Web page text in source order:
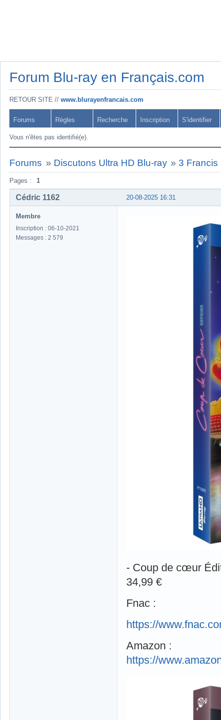
Forum Blu-ray en Français.com
RETOUR SITE // www.blurayenfrancais.com
Forums Règles Recherche Inscription S'identifier
Vous n'êtes pas identifié(e).
Forums » Discutons Ultra HD Blu-ray »3 Francis
Pages : 1
20-08-2025 16:31
Cédric 1162
Membre
Inscription : 06-10-2021
Messages : 2 579
- Coup de cœur
34,99 €
Fnac :
https://
Amazon :
https://